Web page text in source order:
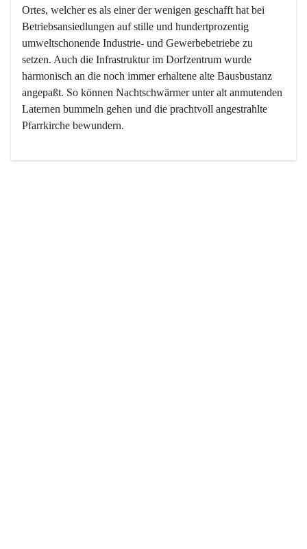
Ortes, welcher es als einer der wenigen geschafft hat bei
Betriebsansiedlungen auf stille und hundertprozentig
umweltschonende Industrie- und Gewerbebetriebe zu
setzen. Auch die Infrastruktur im Dorfzentrum wurde
harmonisch an die noch immer erhaltene alte Bausbustanz
angepaßt. So können Nachtschwärmer unter alt anmutenden
Laternen bummeln gehen und die prachtvoll angestrahlte
Pfarrkirche bewundern.
Der Weinbau dominert heute nicht mehr, ist aber integrativer